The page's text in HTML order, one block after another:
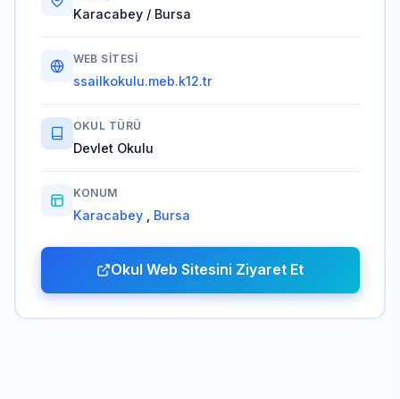
Karacabey / Bursa
WEB SITESI
ssailkokulu.meb.k12.tr
OKUL TÜRÜ
Devlet Okulu
KONUM
Karacabey Bursa
Okul Web Sitesini Ziyaret Et